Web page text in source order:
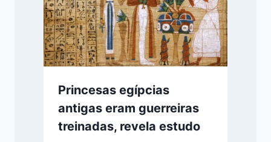
Princesas egípcias
antigas eram guerreiras
treinadas, revela estudo